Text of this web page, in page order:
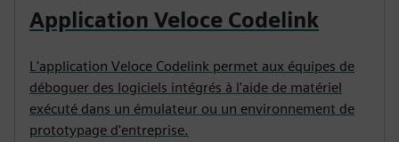
Application Veloce Codelink
L'application Veloce Codelink permet aux équipes de
déboguer des logiciels intégrés à l'aide de matériel
exécuté dans un émulateur ou un environnement de
prototypage d'entreprise.